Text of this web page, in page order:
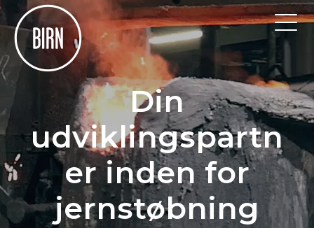
Din
udviklingspartn
er inden for
jernstøbning